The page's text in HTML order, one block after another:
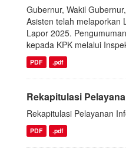
Gubernur, Wakil
Asisten telah melaporkan
Lapor 2025.
kepada KPK melalui
PDF .pdf
Rekapitulasi
Rekapitulasi Pelayanan
PDF .pdf